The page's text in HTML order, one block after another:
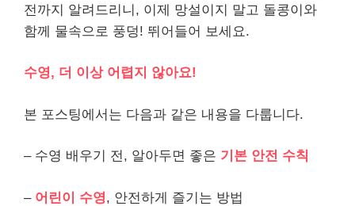
전까지 알려드리니, 이제 망설이지 말고 돌콩이와
함께 물속으로 풍덩! 뛰어들어 보세요.
수영, 더 이상 어렵지 않아요!
본 포스팅에서는 다음과 같은 내용을 다룹니다.
– 수영 배우기 전, 알아두면 좋은 기본 안전 수칙
– 어린이 수영, 안전하게 즐기는 방법